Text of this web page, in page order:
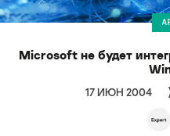
Microsoft не будет
17 ИЮН 2004